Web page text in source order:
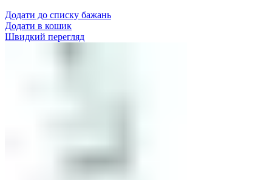
Додати до списку бажань
Додати в кошик
Швидкий перегляд